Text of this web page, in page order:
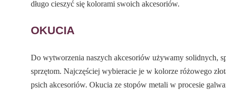
długo cieszyć się kolorami swoich akcesoriów.
OKUCIA
Do wytworzenia naszych akcesoriów używamy solidnych,
sprzętom. Najczęściej wybieracie je w kolorze różowego
psich akcesoriów. Okucia ze stopów metali w procesie